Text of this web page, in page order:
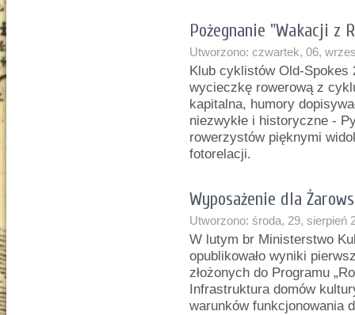
Pożegnanie "Wakacji z
Utworzono: czwartek, 06,
Klub cyklistów Old-Spokes
wycieczkę rowerową z
kapitalna, humory
niezwykłe i historyczne -
rowerzystów pięknymi
fotorelacji.
Wyposażenie dla
Utworzono: środa, 29, sierpień
W lutym br Ministerstwo
opublikowało wyniki
złożonych do Programu
Infrastruktura domów
warunków funkcjonowania